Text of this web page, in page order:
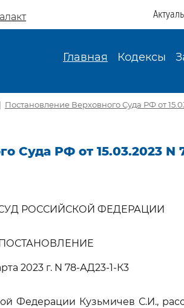
Главная Кодексы
| Постановление Верховного Суда РФ от
Суда РФ от 15.03.2023 N
РОССИЙСКОЙ ФЕДЕРАЦИИ
2023 г. N 78-АД23-1-К3
Федерации Кузьмичев С.И.,